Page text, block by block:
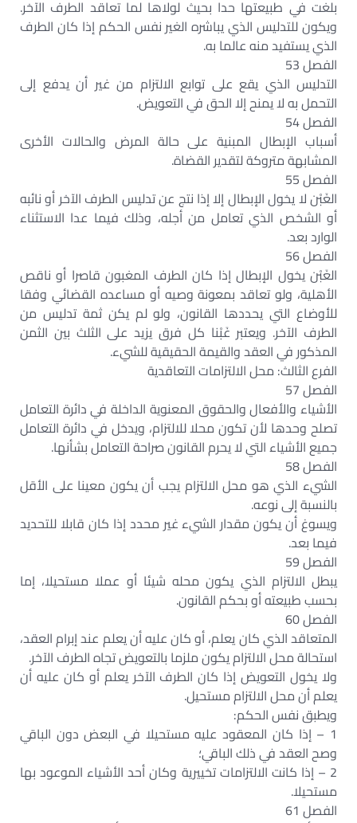
بلغت في طبيعتها حدا بحيث لولاها لما تعاقد الطرف الآخر.
ويكون للتدليس الذي يباشره الغير نفس الحكم إذا كان الطرف
الذي يستفيد منه عالما به.
الفصل 53
التدليس الذي يقع على توابع الالتزام من غير أن يدفع إلى
التحمل به لا يمنح إلا الحق في التعويض.
الفصل 54
أسباب الإبطال المبنية على حالة المرض والحالات الأخرى
المشابهة متروكة لتقدير القضاة.
الفصل 55
الغَبْن لا يخول الإبطال إلا إذا نتج عن تدليس الطرف الآخر أو نائبه
أو الشخص الذي تعامل من أجله، وذلك فيما عدا الاستثناء
الوارد بعد.
الفصل 56
الغَبْن يخول الإبطال إذا كان الطرف المغبون قاصرا أو ناقص
الأهلية، ولو تعاقد بمعونة وصيه أو مساعده القضائي وفقا
للأوضاع التي يحددها القانون، ولو لم يكن ثمة تدليس من
الطرف الآخر. ويعتبر غَبْنا كل فرق يزيد على الثلث بين الثمن
المذكور في العقد والقيمة الحقيقية للشيء.
الفرع الثالث: محل الالتزامات التعاقدية
الفصل 57
الأشياء والأفعال والحقوق المعنوية الداخلة في دائرة التعامل
تصلح وحدها لأن تكون محلا للالتزام، ويدخل في دائرة التعامل
جميع الأشياء التي لا يحرم القانون صراحة التعامل بشأنها.
الفصل 58
الشيء الذي هو محل الالتزام يجب أن يكون معينا على الأقل
بالنسبة إلى نوعه.
ويسوغ أن يكون مقدار الشيء غير محدد إذا كان قابلا للتحديد
فيما بعد.
الفصل 59
يبطل الالتزام الذي يكون محله شيئا أو عملا مستحيلا، إما
بحسب طبيعته أو بحكم القانون.
الفصل 60
المتعاقد الذي كان يعلم، أو كان عليه أن يعلم عند إبرام العقد،
استحالة محل الالتزام يكون ملزما بالتعويض تجاه الطرف الآخر.
ولا يخول التعويض إذا كان الطرف الآخر يعلم أو كان عليه أن
يعلم أن محل الالتزام مستحيل.
ويطبق نفس الحكم:
1 – إذا كان المعقود عليه مستحيلا في البعض دون الباقي
وصح العقد في ذلك الباقي؛
2 – إذا كانت الالتزامات تخييرية وكان أحد الأشياء الموعود بها
مستحيلا.
الفصل 61